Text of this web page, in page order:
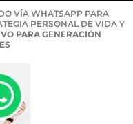
VÍA WHATSAPP PARA
PERSONAL DE VIDA Y
PARA GENERACIÓN